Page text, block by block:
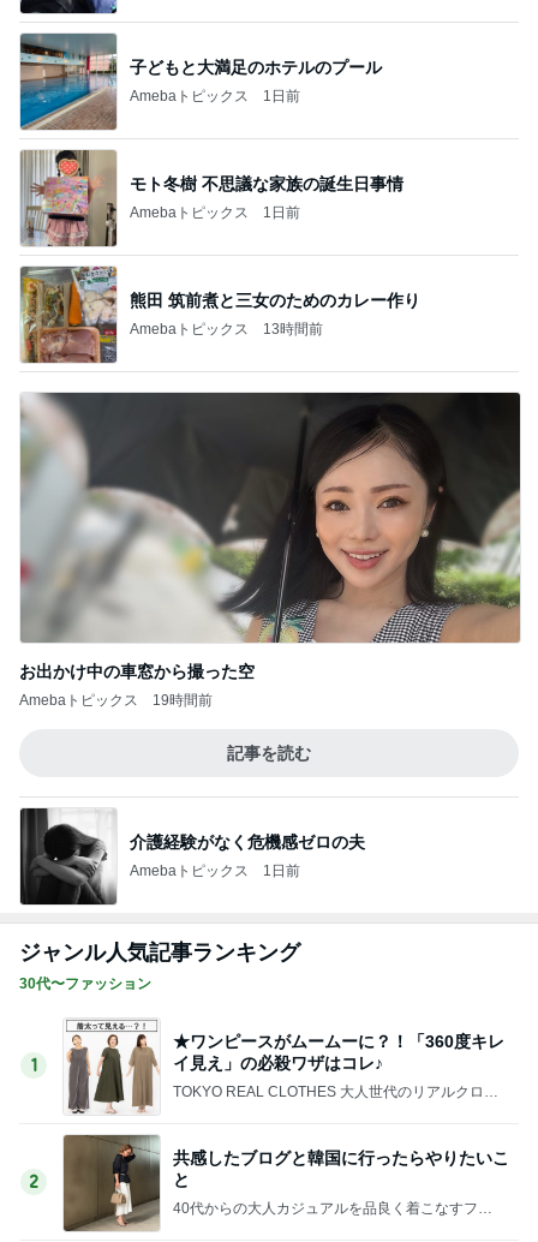
子どもと大満足のホテルのプール
Amebaトピックス 1日前
モト冬樹 不思議な家族の誕生日事情
Amebaトピックス 1日前
熊田 筑前煮と三女のためのカレー作り
Amebaトピックス 13時間前
お出かけ中の車窓から撮った空
Amebaトピックス 19時間前
記事を読む
介護経験がなく危機感ゼロの夫
Amebaトピックス 1日前
ジャンル人気記事ランキング
30代〜ファッション
1
★ワンピースがムームーに？！「360度キレ
イ見え」の必殺ワザはコレ♪
TOKYO REAL CLOTHES 大人世代のリアルクロー
2
共感したブログと韓国に行ったらやりたいこ
と
40代からの大人カジュアルを品良く着こなすファ